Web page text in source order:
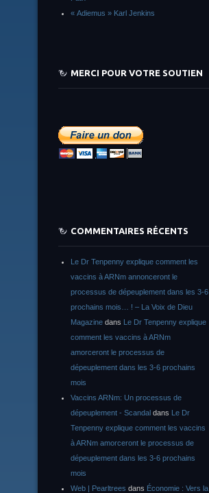
« Adiemus » Karl Jenkins
MERCI POUR VOTRE SOUTIEN
COMMENTAIRES RÉCENTS
Le Dr Tenpenny explique comment les
vaccins à ARNm annonceront le
processus de dépeuplement dans les 3-6
prochains mois… ! – La Voix de Dieu
Magazine dans Le Dr Tenpenny explique
comment les vaccins à ARNm
amorceront le processus de
dépeuplement dans les 3-6 prochains
mois
Vaccins ARNm: Un processus de
dépeuplement - Scandal dans Le Dr
Tenpenny explique comment les vaccins
à ARNm amorceront le processus de
dépeuplement dans les 3-6 prochains
mois
Web | Pearltrees dans Économie : Vers la